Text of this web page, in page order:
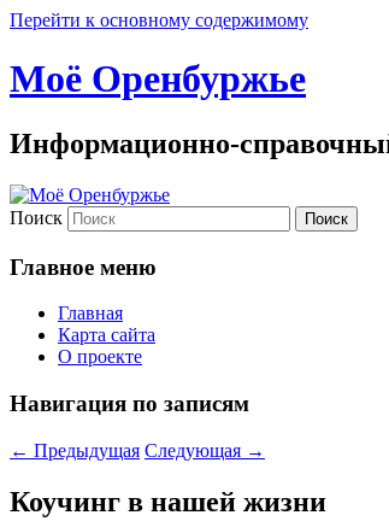
Перейти к основному содержимому
Моё Оренбуржье
Информационно-
Поиск
Главное меню
Главная
Карта сайта
О проекте
Навигация по записям
← Предыдущая Следующая →
Коучинг в нашей жизни